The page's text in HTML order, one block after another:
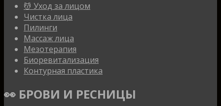
💆 Уход за лицом
Чистка лица
Пилинги
Массаж лица
Мезотерапия
Биоревитализация
Контурная пластика
👀 БРОВИ И РЕСНИЦЫ